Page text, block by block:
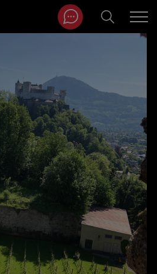
MEINER NÄHE ANZEIGEN